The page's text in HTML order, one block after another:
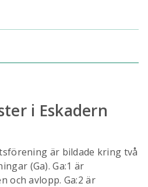
i Eskadern
är bildade kring två
(Ga). Ga:1 är
och avlopp. Ga:2 är